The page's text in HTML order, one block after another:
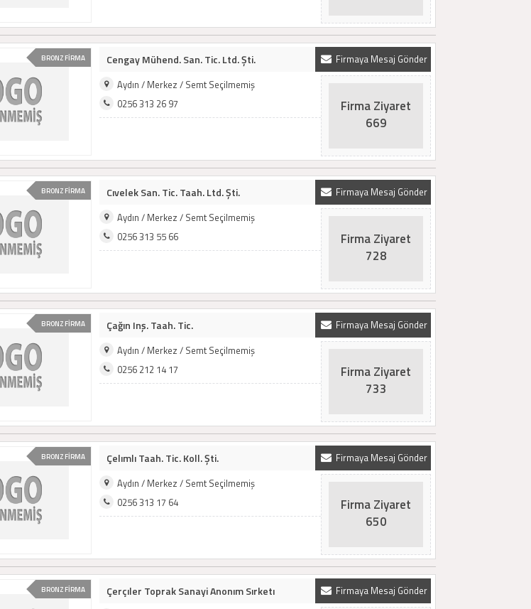
BRONZ FİRMA Firmaya Mesaj Gönder
Cengay Mühend. San. Tic. Ltd. Şti.
Aydın / Merkez / Semt Seçilmemiş
0256 313 26 97
Firma Ziyaret
669
BRONZ FİRMA Firmaya Mesaj Gönder
Cıvelek San. Tic. Taah. Ltd. Şti.
Aydın / Merkez / Semt Seçilmemiş
0256 313 55 66
Firma Ziyaret
728
BRONZ FİRMA Firmaya Mesaj Gönder
Çağın Inş. Taah. Tic.
Aydın / Merkez / Semt Seçilmemiş
0256 212 14 17
Firma Ziyaret
733
BRONZ FİRMA Firmaya Mesaj Gönder
Çelımlı Taah. Tic. Koll. Şti.
Aydın / Merkez / Semt Seçilmemiş
0256 313 17 64
Firma Ziyaret
650
BRONZ FİRMA Firmaya Mesaj Gönder
Çerçıler Toprak Sanayi Anonım Sırketı